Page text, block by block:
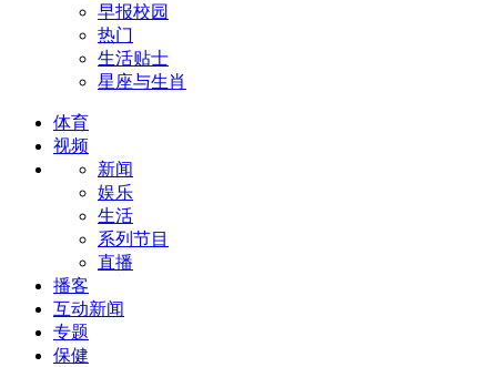
早报校园
热门
生活贴士
星座与生肖
体育
视频
新闻
娱乐
生活
系列节目
直播
播客
互动新闻
专题
保健